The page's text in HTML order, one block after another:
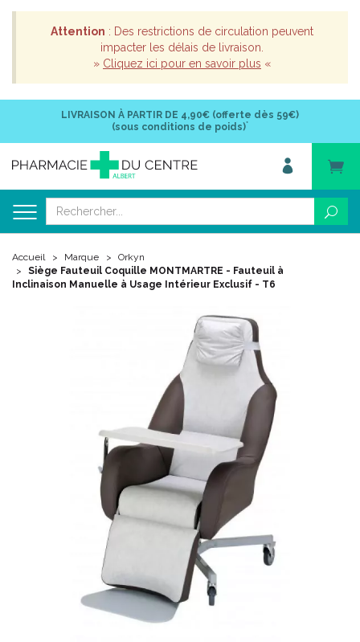
Attention : Des restrictions de circulation peuvent
impacter les délais de livraison.
» Cliquez ici pour en savoir plus «
LIVRAISON À PARTIR DE 4,90€ (offerte dès 59€)
(sous conditions de poids)*
Accueil Marque
Orkyn
Siège Fauteuil Coquille MONTMARTRE - Fauteuil à
Inclinaison Manuelle à Usage Intérieur Exclusif - T6